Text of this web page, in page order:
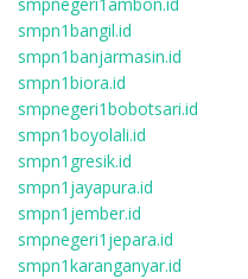
smpn1bangil.id
smpn1banjarmasin.id
smpn1biora.id
smpnegeri1bobotsari.id
smpn1boyolali.id
smpn1gresik.id
smpn1jayapura.id
smpn1jember.id
smpnegeri1jepara.id
smpn1karanganyar.id